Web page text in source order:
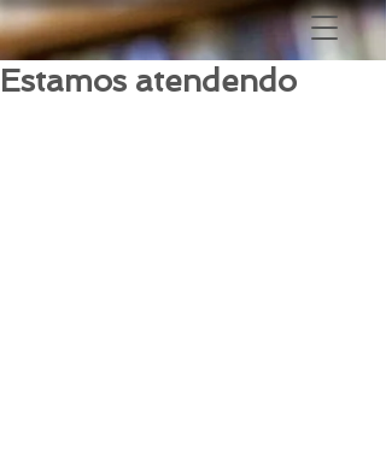
Estamos atendendo